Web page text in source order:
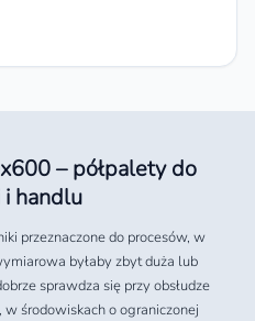
– półpalety do
handlu
przeznaczone do procesów, w
byłaby zbyt duża lub
sprawdza się przy obsłudze
środowiskach o ograniczonej